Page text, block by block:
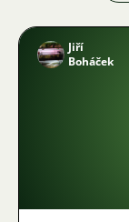
Jiří
Boháček